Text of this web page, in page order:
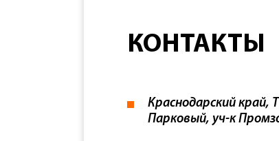
КОНТАКТЫ
Краснодарский край,
Парковый, уч-к